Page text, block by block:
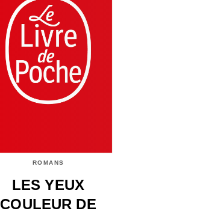
ROMANS
LES YEUX
COULEUR DE